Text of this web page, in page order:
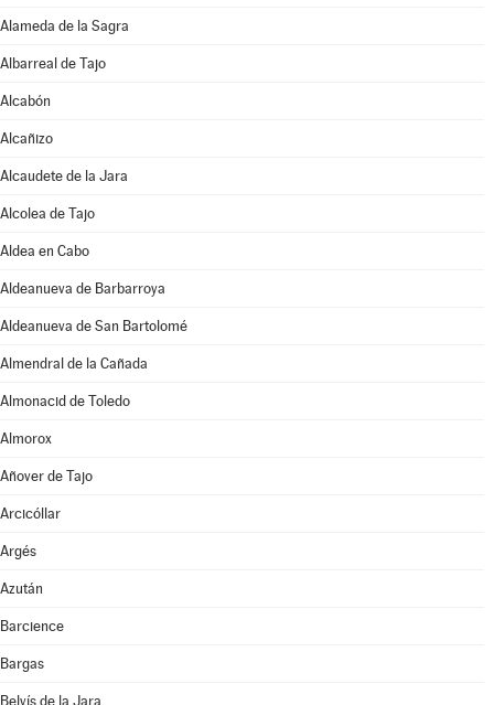
Alameda de la Sagra
Albarreal de Tajo
Alcabón
Alcañizo
Alcaudete de la Jara
Alcolea de Tajo
Aldea en Cabo
Aldeanueva de Barbarroya
Aldeanueva de San Bartolomé
Almendral de la Cañada
Almonacid de Toledo
Almorox
Añover de Tajo
Arcicóllar
Argés
Azután
Barcience
Bargas
Belvís de la Jara